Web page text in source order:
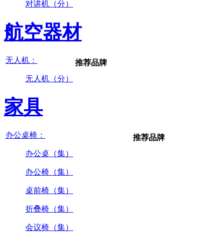
对讲机（分）
航空器材
无人机：
无人机（分）
推荐品牌
家具
办公桌椅：
办公桌（集）
办公椅（集）
桌前椅（集）
折叠椅（集）
会议椅（集）
推荐品牌